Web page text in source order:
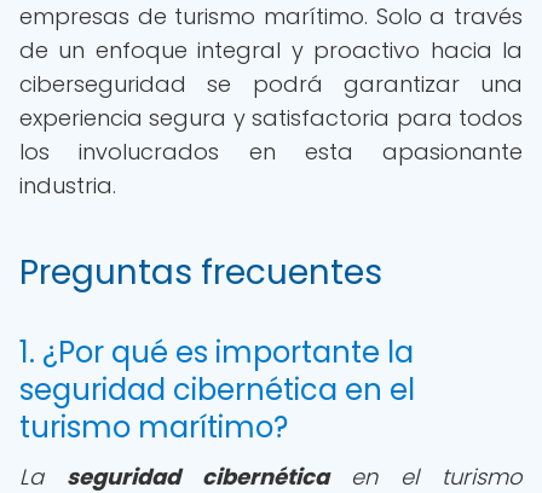
empresas de turismo marítimo. Solo a través
de un enfoque integral y proactivo hacia la
ciberseguridad se podrá garantizar una
experiencia segura y satisfactoria para todos
los involucrados en esta apasionante
industria.
Preguntas frecuentes
1. ¿Por qué es importante la
seguridad cibernética en el
turismo marítimo?
La seguridad cibernéticaen el turismo